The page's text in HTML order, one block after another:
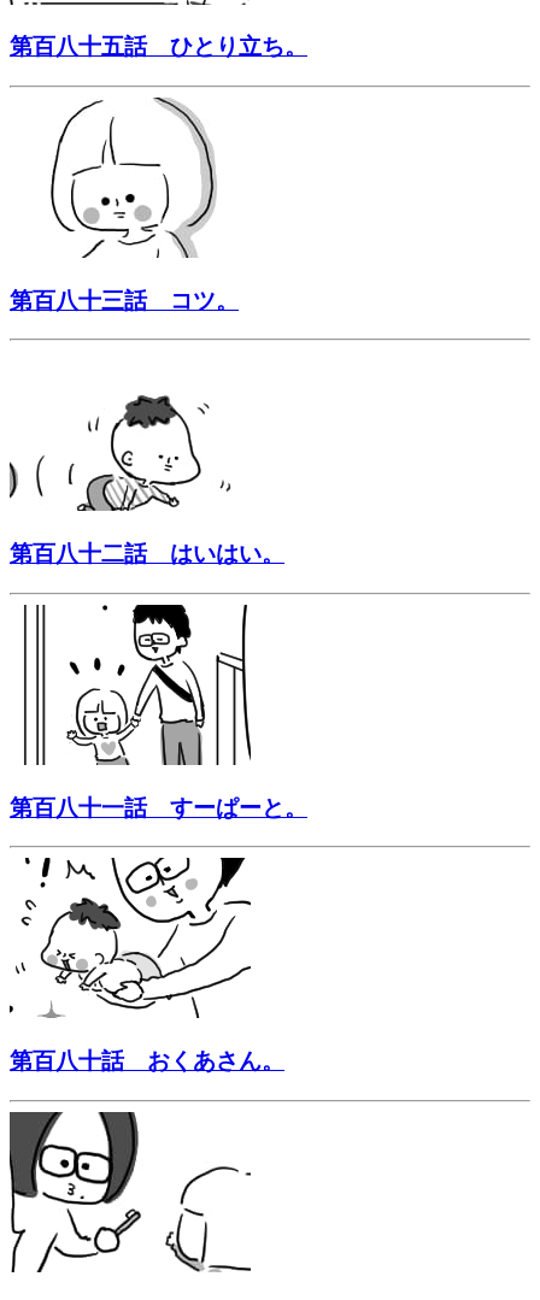
第百八十五話 ひとり立ち。
第百八十三話 コツ。
第百八十二話 はいはい。
第百八十一話 すーぱーと。
第百八十話 おくあさん。